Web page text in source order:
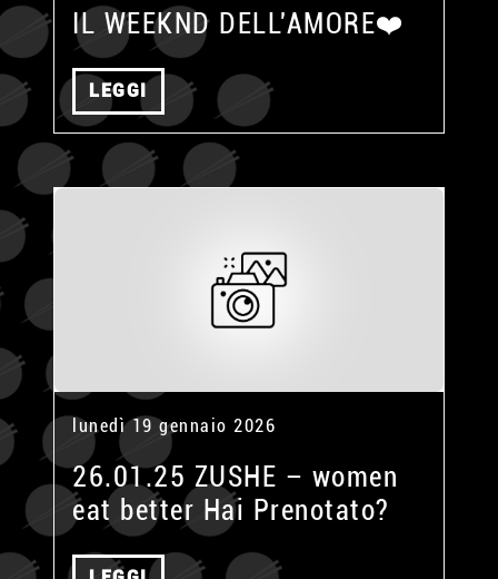
IL WEEKND DELL'AMORE❤️
LEGGI
lunedì 19 gennaio 2026
26.01.25 ZUSHE – women
eat better Hai Prenotato?